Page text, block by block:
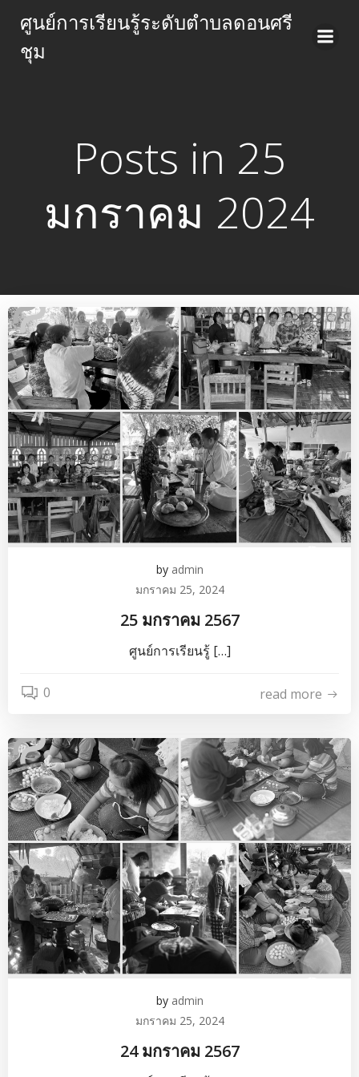
to
ศูนย์การเรียนรู้ระดับตำบลดอนศรี
ชุม
Posts in 25
มกราคม 2024
by admin
มกราคม 25, 2024
25 มกราคม 2567
ศูนย์การเรียนรู้ […]
0 read more
by admin
มกราคม 25, 2024
24 มกราคม 2567